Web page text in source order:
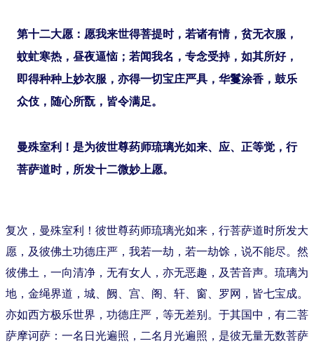
第十二大愿：愿我来世得菩提时，若诸有情，贫无衣服，
蚊虻寒热，昼夜逼恼；若闻我名，专念受持，如其所好，
即得种种上妙衣服，亦得一切宝庄严具，华鬘涂香，鼓乐
众伎，随心所翫，皆令满足。
曼殊室利！是为彼世尊药师琉璃光如来、应、正等觉，行
菩萨道时，所发十二微妙上愿。
复次，曼殊室利！彼世尊药师琉璃光如来，行菩萨道时所发大
愿，及彼佛土功德庄严，我若一劫，若一劫馀，说不能尽。然
彼佛土，一向清净，无有女人，亦无恶趣，及苦音声。琉璃为
地，金绳界道，城、阙、宫、阁、轩、窗、罗网，皆七宝成。
亦如西方极乐世界，功德庄严，等无差别。于其国中，有二菩
萨摩诃萨：一名日光遍照，二名月光遍照，是彼无量无数菩萨